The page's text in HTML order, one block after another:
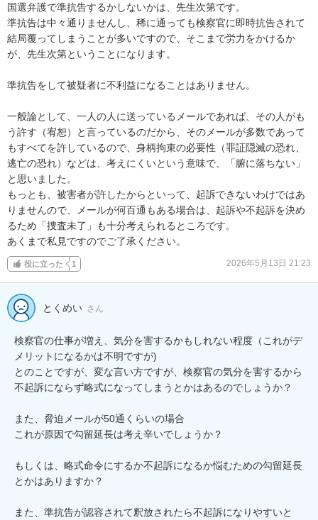
国選弁護で準抗告するかしないかは、先生次第です。
準抗告は中々通りませんし、稀に通っても検察官に即時抗告されて
結局覆ってしまうことが多いですので、そこまで労力をかけるか
が、先生次第ということになります。
準抗告をして被疑者に不利益になることはありません。
一般論として、一人の人に送っているメールであれば、その人がも
う許す（宥恕）と言っているのだから、そのメールが多数であって
もすべてを許しているので、身柄拘束の必要性（罪証隠滅の恐れ、
逃亡の恐れ）などは、考えにくいという意味で、「腑に落ちない」
と思いました。
もっとも、被害者が許したからといって、起訴できないわけではあ
りませんので、メールが何百通もある場合は、起訴や不起訴を決め
るため「捜査未了」も十分考えられるところです。
あくまで私見ですのでご了承ください。
役に立った 1 2026年5月13日 21:23
とくめい さん
検察官の仕事が増え、気分を害するかもしれない程度（これがデ
メリットになるかは不明ですが)
とのことですが、変な言い方ですが、検察官の気分を害するから
不起訴にならず略式になってしまうとかはあるのでしょうか？
また、脅迫メールが50通くらいの場合
これが原因で勾留延長は考え辛いでしょうか？
もしくは、略式命令にするか不起訴になるか悩むための勾留延長
とかはありますか？
また、準抗告が認容されて釈放されたら不起訴になりやすいと